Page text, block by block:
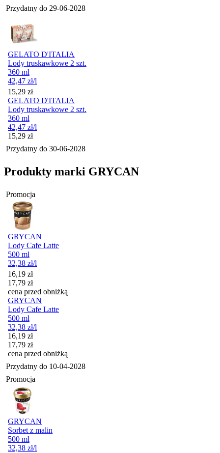
Przydatny do 29-06-2028
GELATO D'ITALIA
Lody truskawkowe 2 szt.
360 ml
42,47 zł/l
Cena
15,29 zł
GELATO D'ITALIA
Lody truskawkowe 2 szt.
360 ml
42,47 zł/l
Cena
15,29 zł
Przydatny do 30-06-2028
Produkty marki GRYCAN
Promocja
GRYCAN
Lody Cafe Latte
500 ml
32,38 zł/l
Cena promocyjna
16,19 zł
17,79 zł
cena przed obniżką
GRYCAN
Lody Cafe Latte
500 ml
32,38 zł/l
Cena promocyjna
16,19 zł
17,79 zł
cena przed obniżką
Przydatny do 10-04-2028
Promocja
GRYCAN
Sorbet z malin
500 ml
32,38 zł/l